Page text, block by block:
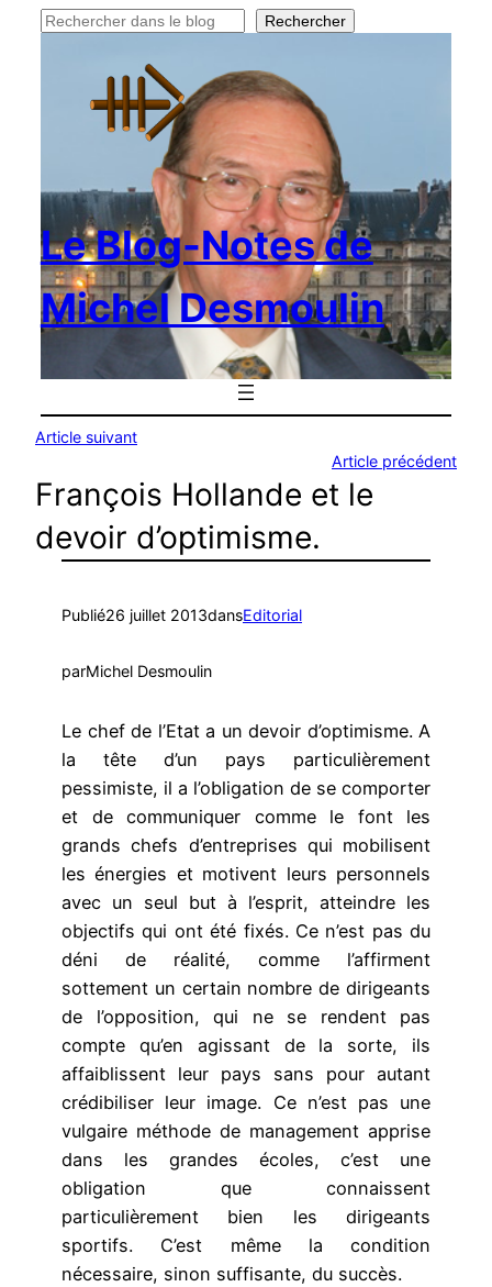
Rechercher Rechercher
Le Blog-Notes de
Michel Desmoulin
Article suivant
Article précédent
François Hollande et le
devoir d’optimisme.
Publié26 juillet 2013dansEditorial
parMichel Desmoulin
Le chef de l’Etat a un devoir d’optimisme. A
la tête d’un pays particulièrement
pessimiste, il a l’obligation de se comporter
et de communiquer comme le font les
grands chefs d’entreprises qui mobilisent
les énergies et motivent leurs personnels
avec un seul but à l’esprit, atteindre les
objectifs qui ont été fixés. Ce n’est pas du
déni de réalité, comme l’affirment
sottement un certain nombre de dirigeants
de l’opposition, qui ne se rendent pas
compte qu’en agissant de la sorte, ils
affaiblissent leur pays sans pour autant
crédibiliser leur image. Ce n’est pas une
vulgaire méthode de management apprise
dans les grandes écoles, c’est une
obligation que connaissent
particulièrement bien les dirigeants
sportifs. C’est même la condition
nécessaire, sinon suffisante, du succès.